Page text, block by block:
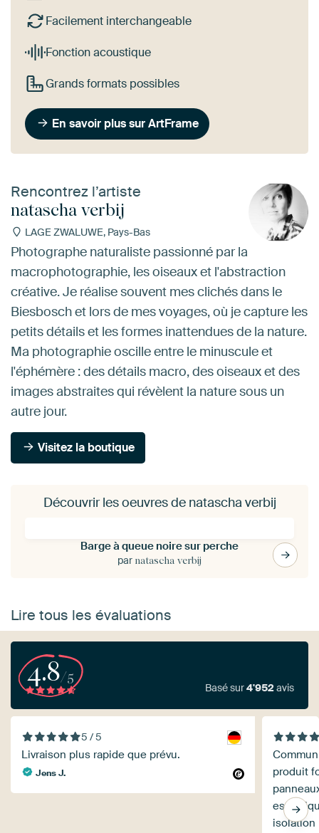
Facilement interchangeable
Fonction acoustique
Grands formats possibles
En savoir plus sur ArtFrame
Rencontrez l’artiste
natascha verbij
LAGE ZWALUWE, Pays-Bas
Photographe naturaliste passionné par la
macrophotographie, les oiseaux et l'abstraction
créative. Je réalise souvent mes clichés dans le
Biesbosch et lors de mes voyages, où je capture les
petits détails et les formes inattendues de la nature.
Ma photographie oscille entre le minuscule et
l'éphémère : des détails macro, des oiseaux et des
images abstraites qui révèlent la nature sous un
autre jour.
Visitez la boutique
Découvrir les oeuvres de natascha verbij
Barge à queue noire sur perche
par natascha verbij
Lire tous les évaluations
4.8/5
Basé sur4'952avis
5 / 5
Livraison plus rapide que prévu.
Jens J.
produit
isolation